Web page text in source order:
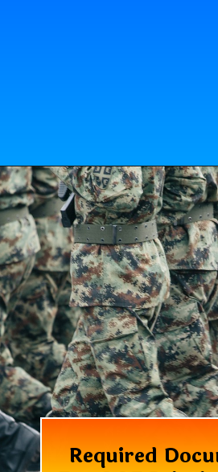
Required